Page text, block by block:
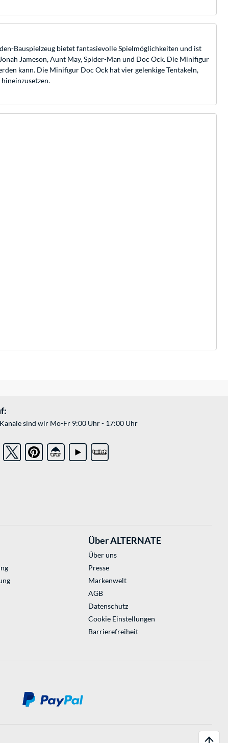
Bauspielzeug bietet fantasievolle Spielmöglichkeiten und ist
Jameson, Aunt May, Spider-Man und Doc Ock. Die Minifigur
kann. Die Minifigur Doc Ock hat vier gelenkige Tentakeln,
sind wir Mo-Fr 9:00 Uhr - 17:00 Uhr
Über ALTERNATE
Über uns
Presse
Markenwelt
AGB
Datenschutz
Cookie Einstellungen
Barrierefreiheit